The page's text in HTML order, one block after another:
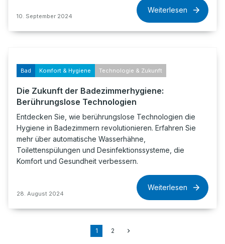
10. September 2024
Weiterlesen
Bad Komfort & Hygiene Technologie & Zukunft
Die Zukunft der Badezimmerhygiene:
Berührungslose Technologien
Entdecken Sie, wie berührungslose Technologien die
Hygiene in Badezimmern revolutionieren. Erfahren Sie
mehr über automatische Wasserhähne,
Toilettenspülungen und Desinfektionssysteme, die
Komfort und Gesundheit verbessern.
28. August 2024
Weiterlesen
1 2